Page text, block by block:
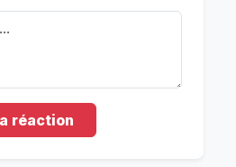
réaction